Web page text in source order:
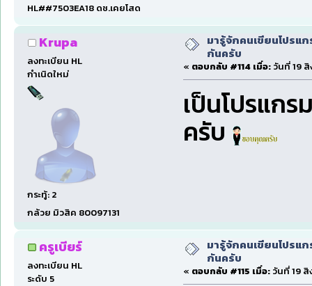
HL##7503EA18 ดช.เคยโสด
Krupa
ลงทะเบียน HL
กำเนิดใหม่
กระทู้: 2
กล้วย มิวสิค 80097131
มารู้จักคนเขียนโปรแก
กันครับ
« ตอบกลับ #114 เมื่อ: วันที่ 19
เป็นโปรแก
ครับ
ครูเบียร์
ลงทะเบียน HL
ระดับ 5
มารู้จักคนเขียนโปรแก
กันครับ
« ตอบกลับ #115 เมื่อ: วันที่ 19